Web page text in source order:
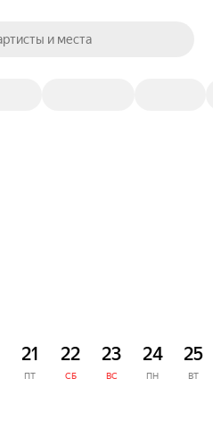
и места
21
ПТ
22
СБ
23
ВС
24
ПН
25
ВТ